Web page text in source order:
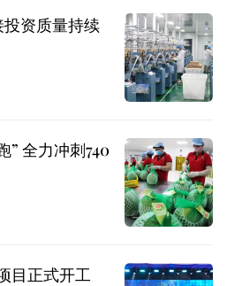
资质量持续
” 全力冲刺740
目正式开工